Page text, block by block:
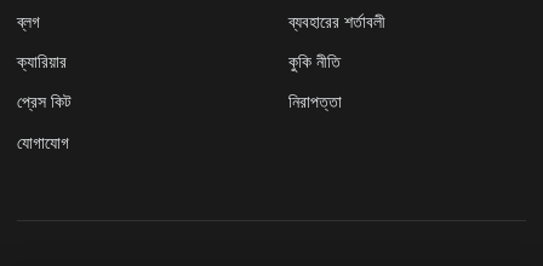
ব্লগ
ক্যারিয়ার
প্রেস কিট
যোগাযোগ
ব্যবহারের শর্তাবলী
কুকি নীতি
নিরাপত্তা